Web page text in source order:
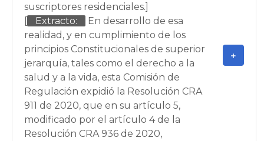
suscriptores residenciales.]
[
Extracto:
En desarrollo de esa
realidad, y en cumplimiento de los
principios Constitucionales de superior
jerarquía, tales como el derecho a la
salud y a la vida, esta Comisión de
Regulación expidió la Resolución CRA
911 de 2020, que en su artículo 5,
modificado por el artículo 4 de la
Resolución CRA 936 de 2020,